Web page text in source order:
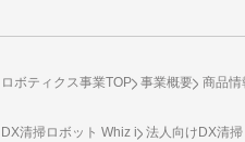
ロボティクス事業TOP 事業概要 商品情
DX清掃ロボット Whiz i
法人向けDX清